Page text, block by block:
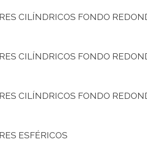
CILÍNDRICOS FONDO
CILÍNDRICOS FONDO
CILÍNDRICOS FONDO
ESFÉRICOS